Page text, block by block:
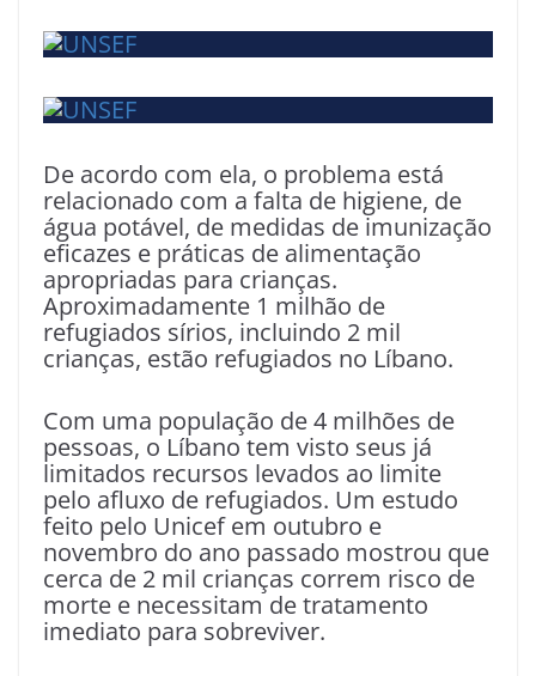
De acordo com ela, o problema está
relacionado com a falta de higiene, de
água potável, de medidas de imunização
eficazes e práticas de alimentação
apropriadas para crianças.
Aproximadamente 1 milhão de
refugiados sírios, incluindo 2 mil
crianças, estão refugiados no Líbano.
Com uma população de 4 milhões de
pessoas, o Líbano tem visto seus já
limitados recursos levados ao limite
pelo afluxo de refugiados. Um estudo
feito pelo Unicef em outubro e
novembro do ano passado mostrou que
cerca de 2 mil crianças correm risco de
morte e necessitam de tratamento
imediato para sobreviver.